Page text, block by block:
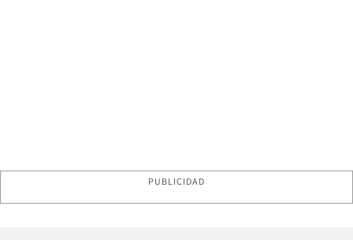
PUBLICIDAD